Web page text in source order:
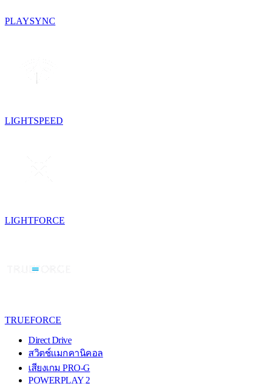
PLAYSYNC
LIGHTSPEED
LIGHTFORCE
TRUEFORCE
Direct Drive
สวิตช์แมกคานิคอล
เสียงเกม PRO-G
POWERPLAY 2